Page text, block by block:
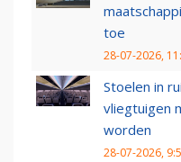
toe
28-07-2026,
Stoelen in
vliegtuigen
worden
28-07-2026,